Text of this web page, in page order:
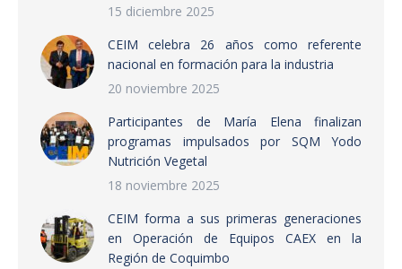
15 diciembre 2025
CEIM celebra 26 años como referente
nacional en formación para la industria
20 noviembre 2025
Participantes de María Elena finalizan
programas impulsados por SQM Yodo
Nutrición Vegetal
18 noviembre 2025
CEIM forma a sus primeras generaciones
en Operación de Equipos CAEX en la
Región de Coquimbo